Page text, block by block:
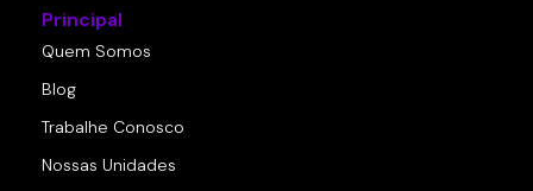
Principal
Quem Somos
Blog
Trabalhe Conosco
Nossas Unidades